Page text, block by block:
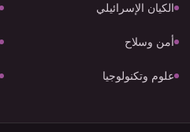
الكيان الإسرائيلي
أمن وسلاح
علوم وتكنولوجيا